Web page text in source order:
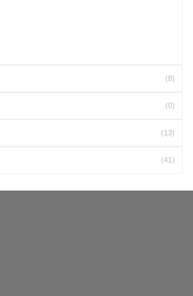
(8)
(0)
(13)
(41)